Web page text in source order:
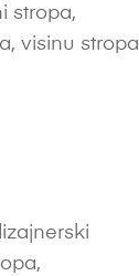
stropa,
visinu stropa